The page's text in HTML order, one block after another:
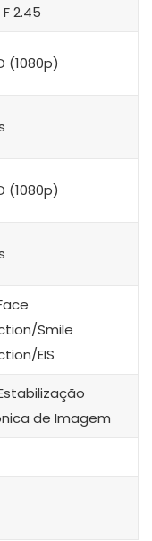
2.45
(1080p)
(1080p)
Smile
EIS
de Imagem